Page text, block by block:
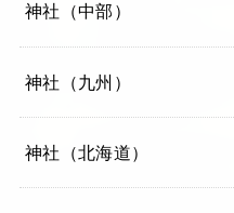
神社（中部）
神社（九州）
神社（北海道）